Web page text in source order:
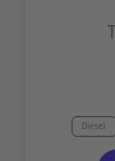
Diesel